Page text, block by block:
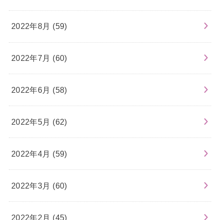
2022年8月 (59)
2022年7月 (60)
2022年6月 (58)
2022年5月 (62)
2022年4月 (59)
2022年3月 (60)
2022年2月 (45)